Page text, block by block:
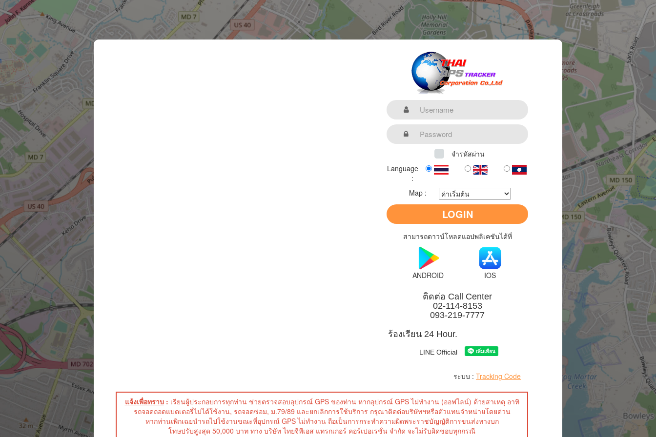
จำรหัสผ่าน
Language
:
Map :
LOGIN
สามารถดาวน์โหลดแอปพลิเคชันได้ที่
ANDROID IOS
ติดต่อ Call Center
02-114-8153
093-219-7777
ร้องเรียน 24 Hour.
LINE Official
ระบบ : Tracking Code
แจ้งเพื่อทราบ: เรียนผู้ประกอบการทุกท่าน ช่วยตรวจสอบอุปกรณ์ GPS ของท่าน หากอุปกรณ์ GPS ไม่ทำงาน (ออฟไลน์) ด้วยสาเหตุ อาทิ
รถจอดถอดแบตเตอรี่ไม่ได้ใช้งาน, รถจอดซ่อม, ม.79/89 และยกเลิกการใช้บริการ กรุณาติดต่อบริษัทฯหรือตัวแทนจำหน่ายโดยด่วน
หากท่านเพิกเฉยนำรถไปใช้งานขณะที่อุปกรณ์ GPS ไม่ทำงาน ถือเป็นการกระทำความผิดพระราชบัญญัติการขนส่งทางบก
โทษปรับสูงสุด 50,000 บาท ทาง บริษัท ไทยจีพีเอส แทรกเกอร์ คอร์เปอเรชั่น จำกัด จะไม่รับผิดชอบทุกกรณี